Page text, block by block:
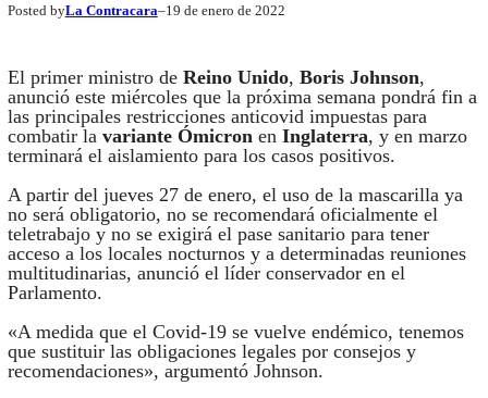
Posted byLa Contracara–19 de enero de 2022
El primer ministro de Reino Unido, Boris Johnson,
anunció este miércoles que la próxima semana pondrá fin a
las principales restricciones anticovid impuestas para
combatir la variante Ómicronen Inglaterra, y en marzo
terminará el aislamiento para los casos positivos.
A partir del jueves 27 de enero, el uso de la mascarilla ya
no será obligatorio, no se recomendará oficialmente el
teletrabajo y no se exigirá el pase sanitario para tener
acceso a los locales nocturnos y a determinadas reuniones
multitudinarias, anunció el líder conservador en el
Parlamento.
«A medida que el Covid-19 se vuelve endémico, tenemos
que sustituir las obligaciones legales por consejos y
recomendaciones», argumentó Johnson.